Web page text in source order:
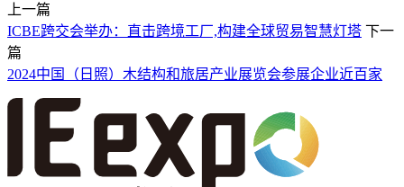
上一篇
ICBE跨交会举办：直击跨境工厂,构建全球贸易智慧灯塔 下一
篇
2024中国（日照）木结构和旅居产业展览会参展企业近百家